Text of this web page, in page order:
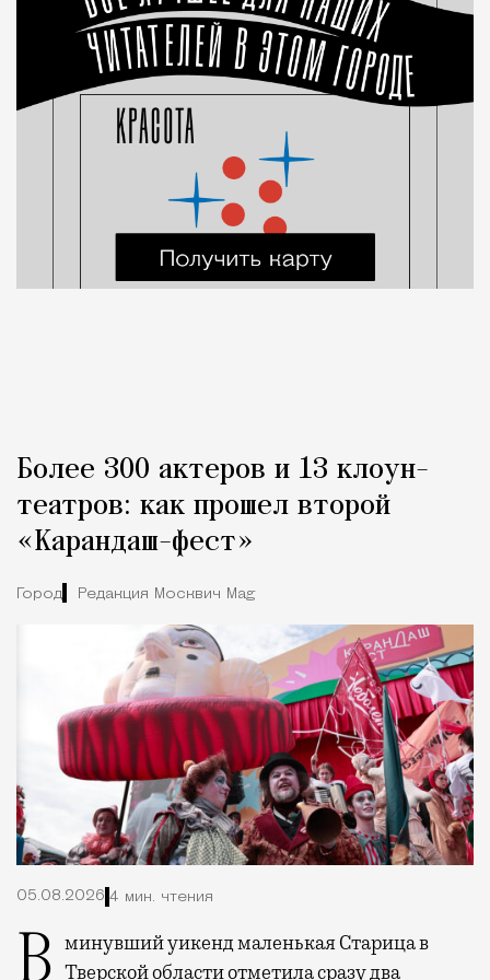
Более 300 актеров и 13 клоун-
театров: как прошел второй
«Карандаш-фест»
Город Редакция Москвич Mag
05.08.2026 4 мин. чтения
В минувший уикенд маленькая Старица в Тверской области отметила сразу два